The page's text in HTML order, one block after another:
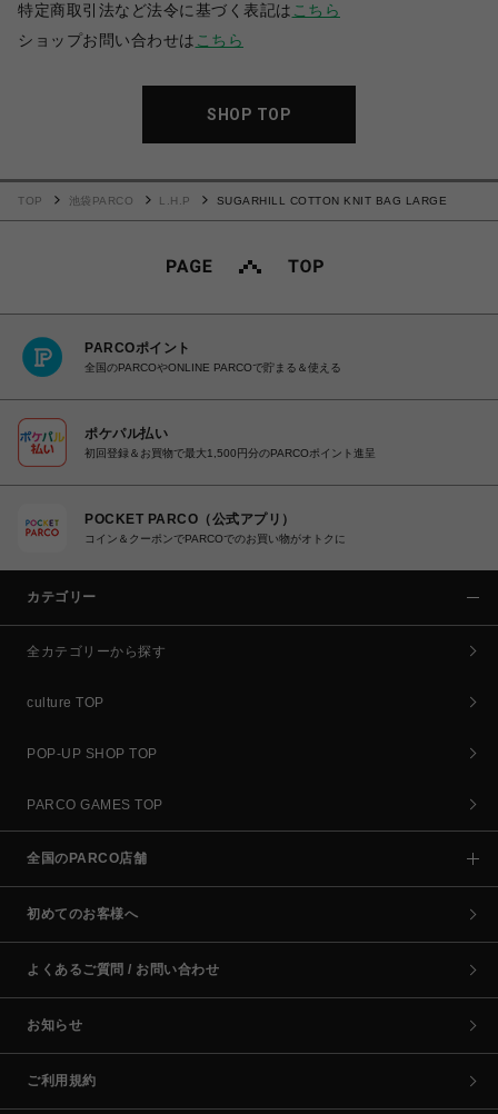
特定商取引法など法令に基づく表記は こちら
ショップお問い合わせは こちら
SHOP TOP
TOP 池袋PARCO L.H.P SUGARHILL COTTON KNIT BAG LARGE
PARCOポイント
全国のPARCOやONLINE PARCOで貯まる＆使える
ポケパル払い
初回登録＆お買物で最大1,500円分のPARCOポイント進呈
POCKET PARCO（公式アプリ）
コイン＆クーポンでPARCOでのお買い物がオトクに
カテゴリー
全カテゴリーから探す
culture TOP
POP-UP SHOP TOP
PARCO GAMES TOP
全国のPARCO店舗
初めてのお客様へ
よくあるご質問 / お問い合わせ
お知らせ
ご利用規約